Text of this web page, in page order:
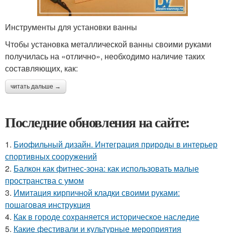
Инструменты для установки ванны
Чтобы установка металлической ванны своими руками
получилась на «отлично», необходимо наличие таких
составляющих, как:
читать дальше →
Последние обновления на сайте:
1. Биофильный дизайн. Интеграция природы в интерьер
спортивных сооружений
2. Балкон как фитнес-зона: как использовать малые
пространства с умом
3. Имитация кирпичной кладки своими руками:
пошаговая инструкция
4. Как в городе сохраняется историческое наследие
5. Какие фестивали и культурные мероприятия